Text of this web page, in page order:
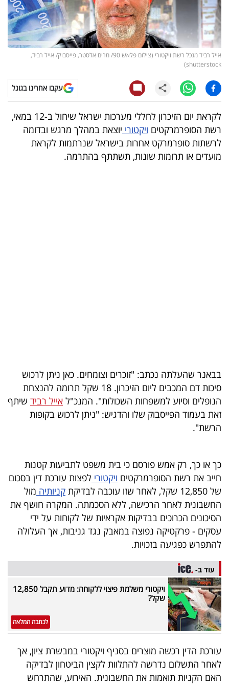
קריפטו
ויראלי
טלוויזיה
עסקי
ספורט
קריירה
ולימודים
המילון
הכלכלי
פודקאסט
40
40
שיתופי
פעולה
דרושים
ניוזלטרים
מייל
אדום
אייל רביד מנכל רשת ויקטורי (צילום פלאש 90/ מרים אלסטר, פייסבוק/ אייל רביד,
shutterstock)
עקבו אחרינו בגוגל
לקראת יום הזיכרון לחללי מערכות ישראל שיחול ב-12 במאי,
רשת הסופרמרקטים ויקטורי יוצאת במהלך מרגש ובדומה
לרשתות סופרמרקט אחרות בישראל שנרתמות לקראת
מועדים או תרומות שונות, תשתתף בהתרמה.
בבאנר שהעלתה נכתב: "זוכרים וצומחים. כאן ניתן לרכוש
סיכות דם המכבים ליום הזיכרון. 18 שקל תרומה להנצחת
הנופלים וסיוע למשפחות השכולות". המנכ"ל אייל רביד שיתף
זאת בעמוד הפייסבוק שלו והדגיש: "ניתן לרכוש בקופות
הרשת".
כך או כך, רק אמש פורסם כי בית משפט לתביעות קטנות
חייב את רשת הסופרמרקטים ויקטורי לפצות עורכת דין בסכום
של 12,850 שקל, לאחר שזו עוכבה לבדיקת
קניותיה מול
החשבונית לאחר הרכישה, ללא הסכמתה. המקרה חושף את
הסיכונים הכרוכים בבדיקות אקראיות של לקוחות על ידי
עסקים - פרקטיקה נפוצה במאבק נגד גניבות, אך העלולה
להתפרש כפגיעה בזכויות.
עוד ב-
ויקטורי משלמת פיצוי ללקוחה: מדוע תקבל 12,850
שקל?
לכתבה המלאה
עורכת הדין רכשה מוצרים בסניף ויקטורי במבשרת ציון, אך
לאחר התשלום נדרשה להתלוות לקצין הביטחון לבדיקה
האם הקניות תואמות את החשבונית. האירוע, שהתרחש